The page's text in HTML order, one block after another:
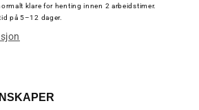
klare for henting innen 2 arbeidstimer.
på 5–12 dager.